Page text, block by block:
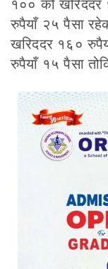
१०० को खरिददर
रुपैयाँ २५ पैसा
खरिददर १६०
रुपैयाँ १५ पैसा